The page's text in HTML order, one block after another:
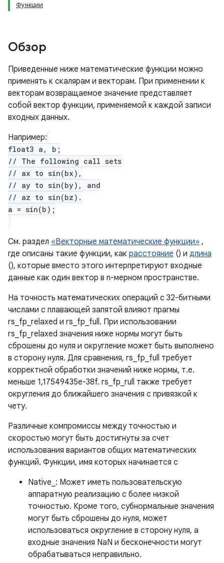
Функции
Обзор
Приведенные ниже математические функции можно
применять к скалярам и векторам. При применении к
векторам возвращаемое значение представляет
собой вектор функции, применяемой к каждой записи
входных данных.
Например:
float3 a, b;
// The following call sets
// ax to sin(bx),
// ay to sin(by), and
// az to sin(bz).
a = sin(b);
См. раздел «Векторные математические функции» ,
где описаны такие функции, как расстояние () и длина
(), которые вместо этого интерпретируют входные
данные как один вектор в n-мерном пространстве.
На точность математических операций с 32-битными
числами с плавающей запятой влияют прагмы
rs_fp_relaxed и rs_fp_full. При использовании
rs_fp_relaxed значения ниже нормы могут быть
сброшены до нуля и округление может быть выполнено
в сторону нуля. Для сравнения, rs_fp_full требует
корректной обработки значений ниже нормы, т.е.
меньше 1,17549435e-38f. rs_fp_rull также требует
округления до ближайшего значения с привязкой к
чету.
Различные компромиссы между точностью и
скоростью могут быть достигнуты за счет
использования вариантов общих математических
функций. Функции, имя которых начинается с
Native_: Может иметь пользовательскую
аппаратную реализацию с более низкой
точностью. Кроме того, субнормальные значения
могут быть сброшены до нуля, может
использоваться округление в сторону нуля, а
входные значения NaN и бесконечности могут
обрабатываться неправильно.